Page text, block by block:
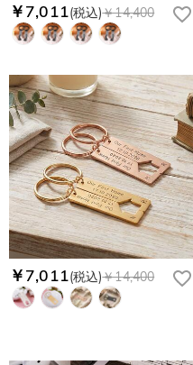
￥7,011(税込)￥14,400
￥7,011(税込)￥14,400